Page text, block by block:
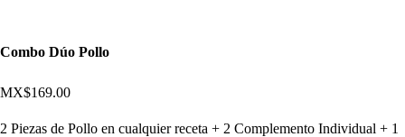
Combo Dúo Pollo
MX$169.00
2 Piezas de Pollo en cualquier receta + 2 Complemento Individual + 1